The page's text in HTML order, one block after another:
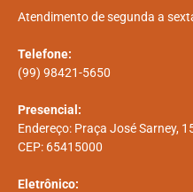
Atendimento de segunda a
Telefone:
(99) 98421-5650
Presencial:
Endereço: Praça José Sarney,
CEP: 65415000
Eletrônico: